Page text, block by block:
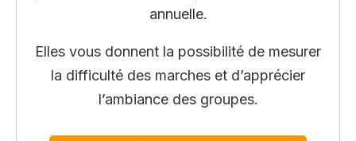
annuelle.
Elles vous donnent la possibilité de mesurer
la difficulté des marches et d’apprécier
l’ambiance des groupes.